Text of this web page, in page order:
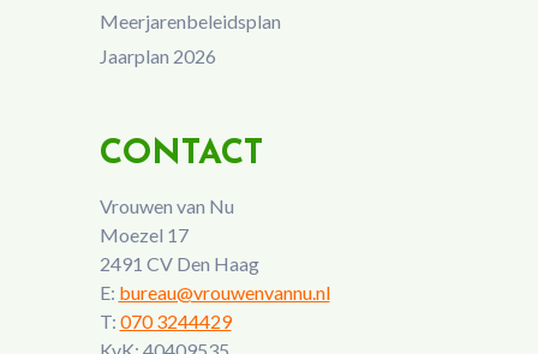
Meerjarenbeleidsplan
Jaarplan 2026
CONTACT
Vrouwen van Nu
Moezel 17
2491 CV Den Haag
E: bureau@vrouwenvannu.nl
T: 070 3244429